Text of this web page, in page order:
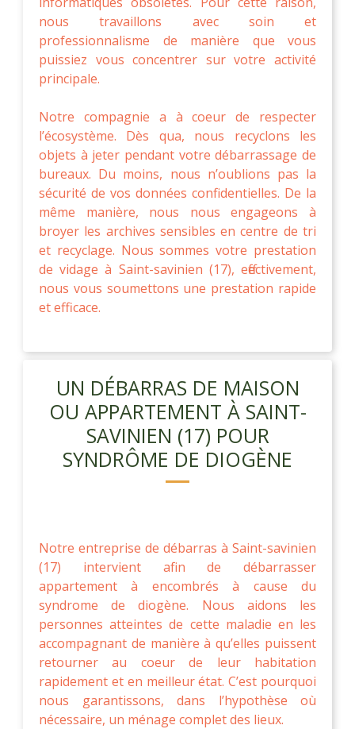
nous travaillons avec soin et
professionnalisme de manière que vous
puissiez vous concentrer sur votre activité
principale.
Notre compagnie a à coeur de respecter
l’écosystème. Dès qua, nous recyclons les
objets à jeter pendant votre débarrassage de
bureaux. Du moins, nous n’oublions pas la
sécurité de vos données confidentielles. De la
même manière, nous nous engageons à
broyer les archives sensibles en centre de tri
et recyclage. Nous sommes votre prestation
de vidage à Saint-savinien (17), effectivement,
nous vous soumettons une prestation rapide
et efficace.
UN DÉBARRAS DE MAISON
OU APPARTEMENT À SAINT-
SAVINIEN (17) POUR
SYNDRÔME DE DIOGÈNE
Notre entreprise de débarras à Saint-savinien
(17) intervient afin de débarrasser
appartement à encombrés à cause du
syndrome de diogène. Nous aidons les
personnes atteintes de cette maladie en les
accompagnant de manière à qu’elles puissent
retourner au coeur de leur habitation
rapidement et en meilleur état. C’est pourquoi
nous garantissons, dans l’hypothèse où
nécessaire, un ménage complet des lieux.